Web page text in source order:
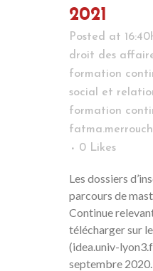
2021
Posted at
droit des
formation
social et
formation
0 Likes
Les dossiers
parcours de
Continue
télécharger sur
(idea.univ-
septembre